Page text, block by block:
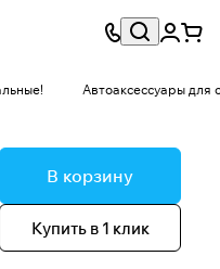
Автоаксессуары для
В корзину
Купить в 1 клик